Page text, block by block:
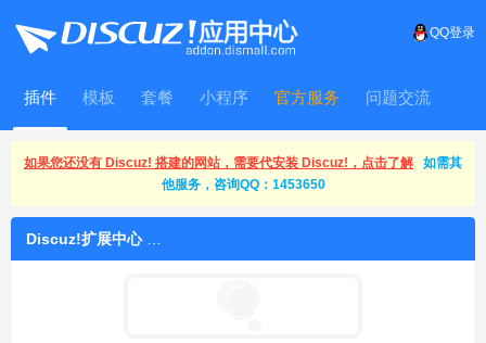
QQ登录
插件 模板 套餐 小程序 官方服务 问题交流
WitFrame
如果您还没有 Discuz! 搭建的网站，需要代安装 Discuz!，点击了解
如需其
他服务，咨询QQ：1453650
Discuz!扩展中心